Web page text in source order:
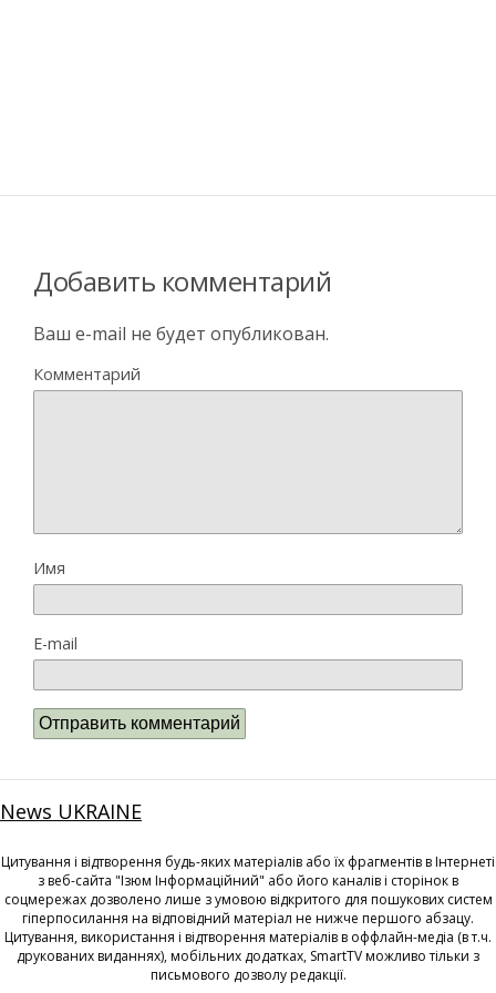
Добавить комментарий
Ваш e-mail не будет опубликован.
Комментарий
Имя
E-mail
News UKRAINE
Цитування і відтворення будь-яких матеріалів або їх фрагментів в Інтернеті
з веб-сайта "Ізюм Інформаційний" або його каналів і сторінок в
соцмережах дозволено лише з умовою відкритого для пошукових систем
гіперпосилання на відповідний матеріал не нижче першого абзацу.
Цитування, використання і відтворення матеріалів в оффлайн-медіа (в т.ч.
друкованих виданнях), мобільних додатках, SmartTV можливо тільки з
письмового дозволу редакції.